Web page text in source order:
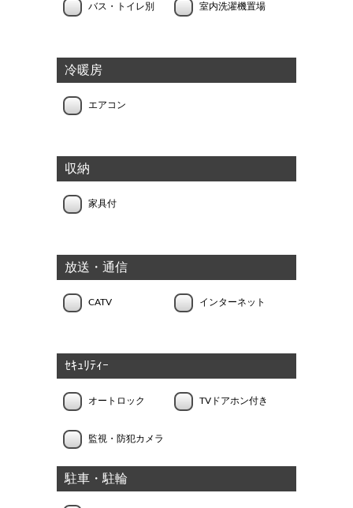
バス・トイレ別 室内洗濯機置場
冷暖房
エアコン
収納
家具付
放送・通信
CATV インターネット
ｾｷｭﾘﾃｨｰ
オートロック TVドアホン付き
監視・防犯カメラ
駐車・駐輪